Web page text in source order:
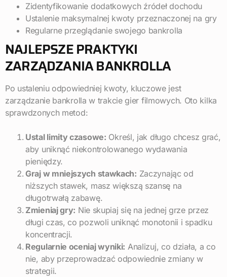
Zidentyfikowanie dodatkowych źródeł dochodu
Ustalenie maksymalnej kwoty przeznaczonej na gry
Regularne przeglądanie swojego bankrolla
NAJLEPSZE PRAKTYKI
ZARZĄDZANIA BANKROLLA
Po ustaleniu odpowiedniej kwoty, kluczowe jest
zarządzanie bankrolla w trakcie gier filmowych. Oto kilka
sprawdzonych metod:
Ustal limity czasowe: Określ, jak długo chcesz grać,
aby uniknąć niekontrolowanego wydawania
pieniędzy.
Graj w mniejszych stawkach: Zaczynając od
niższych stawek, masz większą szansę na
długotrwałą zabawę.
Zmieniaj gry: Nie skupiaj się na jednej grze przez
długi czas, co pozwoli uniknąć monotonii i spadku
koncentracji.
Regularnie oceniaj wyniki: Analizuj, co działa, a co
nie, aby przeprowadzać odpowiednie zmiany w
strategii.